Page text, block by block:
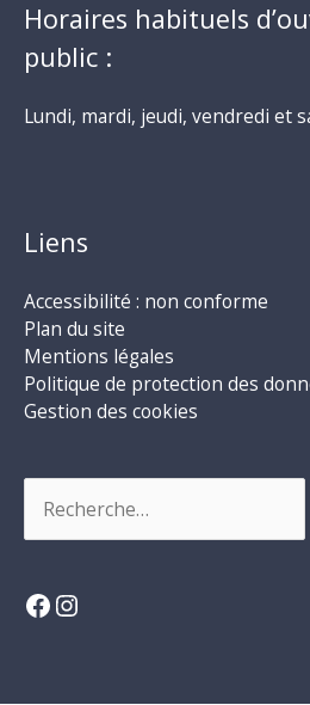
Horaires habituels
public :
Lundi, mardi, jeudi, vendredi et
Liens
Accessibilité : non conforme
Plan du site
Mentions légales
Politique de protection des
Gestion des cookies
Facebook
Instagram